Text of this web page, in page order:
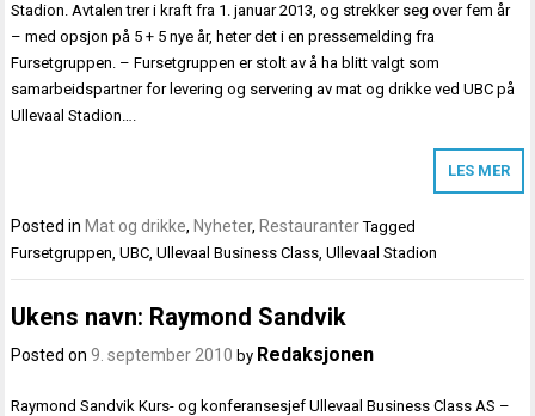
Stadion. Avtalen trer i kraft fra 1. januar 2013, og strekker seg over fem år
– med opsjon på 5 + 5 nye år, heter det i en pressemelding fra
Fursetgruppen. – Fursetgruppen er stolt av å ha blitt valgt som
samarbeidspartner for levering og servering av mat og drikke ved UBC på
Ullevaal Stadion….
LES MER
Posted in Mat og drikke, Nyheter, Restauranter Tagged
Fursetgruppen,UBC,Ullevaal Business Class,Ullevaal Stadion
Ukens navn: Raymond Sandvik
Posted on9. september 2010 by Redaksjonen
Raymond Sandvik Kurs- og konferansesjef Ullevaal Business Class AS –